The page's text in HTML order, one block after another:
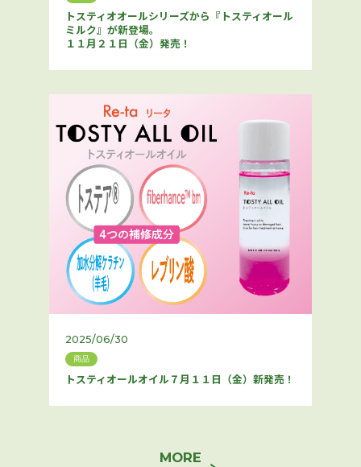
トスティオオールシリーズから『トスティオール
ミルク』が新登場。
１１月２１日（金）発売！
2025/06/30
商品
トスティオールオイル７月１１日（金）新発売！
MORE